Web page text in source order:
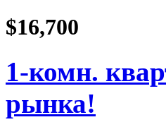
$16,700
1-комн.
рынка!